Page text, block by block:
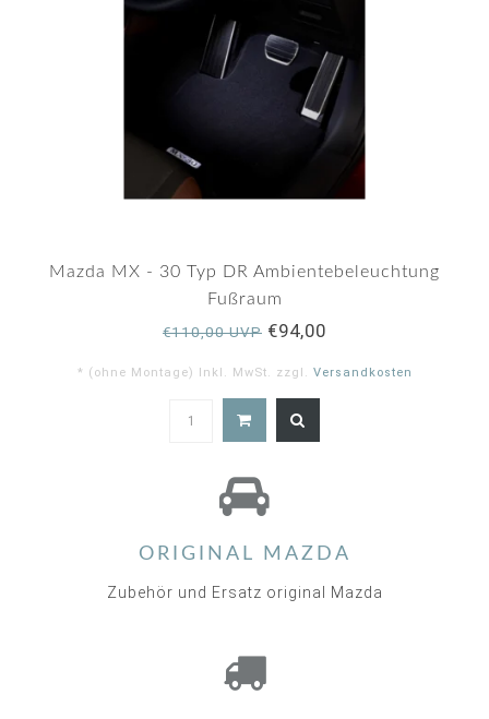
Mazda MX - 30 Typ DR Ambientebeleuchtung
Fußraum
€110,00 UVP €94,00
* (ohne Montage) Inkl. MwSt. zzgl. Versandkosten
ORIGINAL MAZDA
Zubehör und Ersatz original Mazda